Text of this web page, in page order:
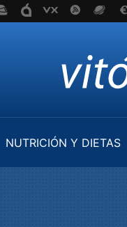
NUTRICIÓN Y DIETAS